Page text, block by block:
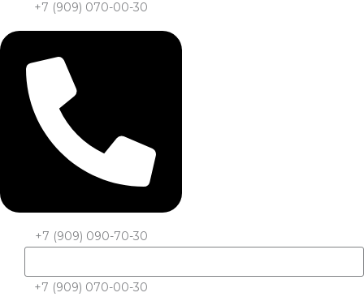
+7 (909) 070-00-30
+7 (909) 090-70-30
+7 (909) 070-00-30